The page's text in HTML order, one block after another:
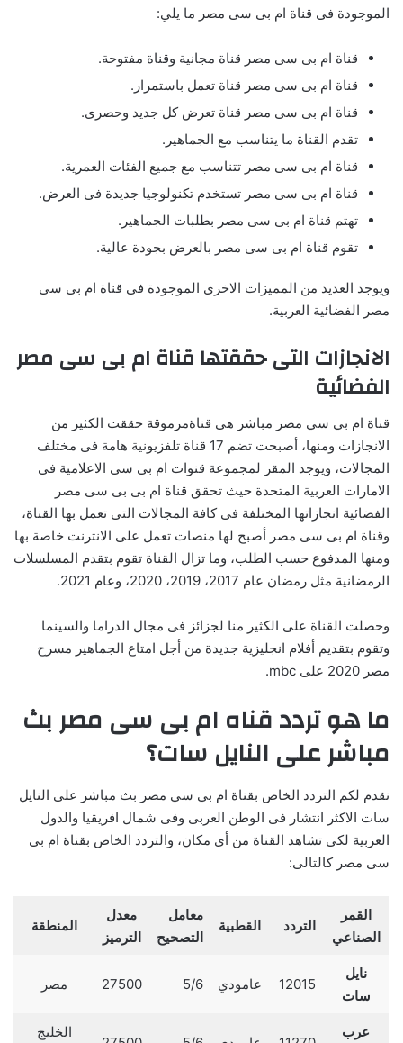
الموجودة فى قناة ام بى سى مصر ما يلي:
قناة ام بى سى مصر قناة مجانية وقناة مفتوحة.
قناة ام بى سى مصر قناة تعمل باستمرار.
قناة ام بى سى مصر قناة تعرض كل جديد وحصرى.
تقدم القناة ما يتناسب مع الجماهير.
قناة ام بى سى مصر تتناسب مع جميع الفئات العمرية.
قناة ام بى سى مصر تستخدم تكنولوجيا جديدة فى العرض.
تهتم قناة ام بى سى مصر بطلبات الجماهير.
تقوم قناة ام بى سى مصر بالعرض بجودة عالية.
ويوجد العديد من المميزات الاخرى الموجودة فى قناة ام بى سى
مصر الفضائية العربية.
الانجازات التى حققتها قناة ام بى سى مصر
الفضائية
قناة ام بي سي مصر مباشر هى قناةمرموقة حققت الكثير من
الانجازات ومنها، أصبحت تضم 17 قناة تلفزيونية هامة فى مختلف
المجالات، ويوجد المقر لمجموعة قنوات ام بى سى الاعلامية فى
الامارات العربية المتحدة حيث تحقق قناة ام بى بى سى مصر
الفضائية انجازاتها المختلفة فى كافة المجالات التى تعمل بها القناة،
وقناة ام بى سى مصر أصبح لها منصات تعمل على الانترنت خاصة بها
ومنها المدفوع حسب الطلب، وما تزال القناة تقوم بتقدم المسلسلات
الرمضانية مثل رمضان عام 2017، 2019، 2020، وعام 2021.
وحصلت القناة على الكثير منا لجزائز فى مجال الدراما والسينما
وتقوم بتقديم أفلام انجليزية جديدة من أجل امتاع الجماهير مسرح
مصر 2020 على mbc.
ما هو تردد قناه ام بى سى مصر بث
مباشر على النايل سات؟
نقدم لكم التردد الخاص بقناة ام بي سي مصر بث مباشر على النايل
سات الاكثر انتشار فى الوطن العربى وفى شمال افريقيا والدول
العربية لكى تشاهد القناة من أى مكان، والتردد الخاص بقناة ام بى
سى مصر كالتالى:
القمر
الصناعي
التردد القطبية
معامل
التصحيح
معدل
الترميز
المنطقة
نايل
سات
12015 عامودي 5/6
27500 مصر
عرب الخليج